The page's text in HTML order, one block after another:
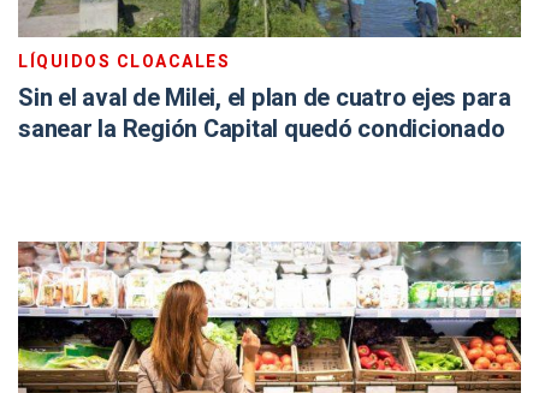
LÍQUIDOS CLOACALES
Sin el aval de Milei, el plan de cuatro ejes para
sanear la Región Capital quedó condicionado